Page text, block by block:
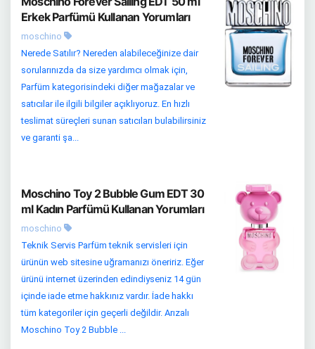
Erkek Parfümü Kullanan Yorumları
moschino
Nerede Satılır? Nereden alabileceğinize dair
sorularınızda da size yardımcı olmak için,
Parfüm kategorisindeki diğer mağazalar ve
satıcılar ile ilgili bilgiler açıklıyoruz. En hızlı
teslimat süreçleri sunan satıcıları bulabilirsiniz
ve garanti şa...
Moschino Toy 2 Bubble Gum EDT 30
ml Kadın Parfümü Kullanan Yorumları
moschino
Teknik Servis Parfüm teknik servisleri için
ürünün web sitesine uğramanızı öneririz. Eğer
ürünü internet üzerinden edindiyseniz 14 gün
içinde iade etme hakkınız vardır. İade hakkı
tüm kategoriler için geçerli değildir. Arızalı
Moschino Toy 2 Bubble ...